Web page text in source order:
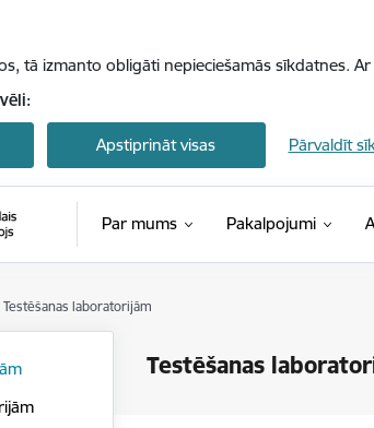
tā izmanto obligāti nepieciešamās sīkdatnes.
Apstiprināt visas Pārvaldīt
Par mums Pakalpojumi
Testēšanas laboratorijām
Testēšanas